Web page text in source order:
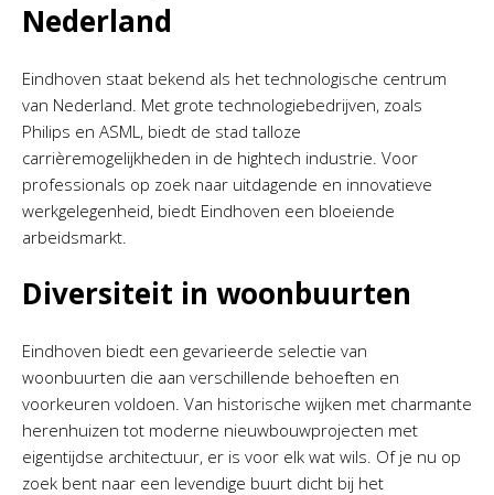
Nederland
Eindhoven staat bekend als het technologische centrum
van Nederland. Met grote technologiebedrijven, zoals
Philips en ASML, biedt de stad talloze
carrièremogelijkheden in de hightech industrie. Voor
professionals op zoek naar uitdagende en innovatieve
werkgelegenheid, biedt Eindhoven een bloeiende
arbeidsmarkt.
Diversiteit in woonbuurten
Eindhoven biedt een gevarieerde selectie van
woonbuurten die aan verschillende behoeften en
voorkeuren voldoen. Van historische wijken met charmante
herenhuizen tot moderne nieuwbouwprojecten met
eigentijdse architectuur, er is voor elk wat wils. Of je nu op
zoek bent naar een levendige buurt dicht bij het